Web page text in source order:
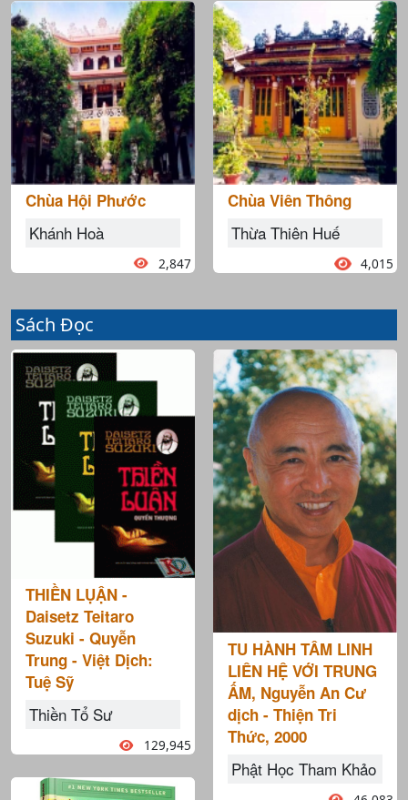
Chùa Hội Phước
Khánh Hoà
2,847
Chùa Viên Thông
Thừa Thiên Huế
4,015
Sách Đọc
THIỀN LỤẬN -
Daisetz Teitaro
Suzuki - Quyễn
Trung - Việt Dịch:
Tuệ Sỹ
Thiền Tổ Sư
129,945
TU HÀNH TÂM LINH
LIÊN HỆ VỚI TRUNG
ẤM, Nguyễn An Cư
dịch - Thiện Tri
Thức, 2000
Phật Học Tham Khảo